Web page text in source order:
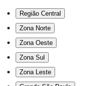
Região Central
Zona Norte
Zona Oeste
Zona Sul
Zona Leste